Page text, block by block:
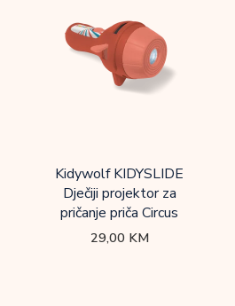
Kidywolf KIDYSLIDE
Dječiji projektor za
pričanje priča Circus
29,00 KM